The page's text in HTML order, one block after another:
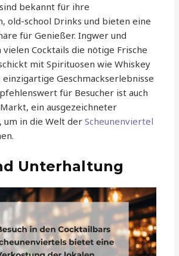
bekannt für ihre
old-school Drinks und bieten eine
für Genießer. Ingwer und
Cocktails die nötige Frische
mit Spirituosen wie Whiskey
Geschmackserlebnisse
für Besucher ist auch
ein ausgezeichneter
um in die Welt derScheunenviertel
Unterhaltung